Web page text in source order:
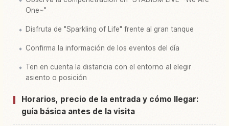
One~"
Disfruta de "Sparkling of Life" frente al gran tanque
Confirma la información de los eventos del día
Ten en cuenta la distancia con el entorno al elegir
asiento o posición
Horarios, precio de la entrada y cómo llegar:
guía básica antes de la visita